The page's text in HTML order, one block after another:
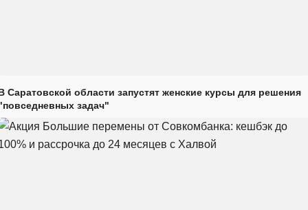
Саратовской области запустят женские курсы для решения
задач"